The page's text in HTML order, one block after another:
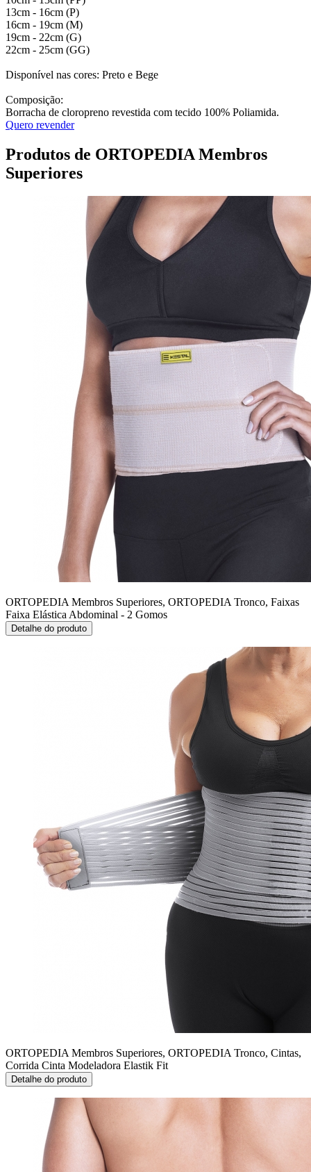
13cm - 16cm (P)
16cm - 19cm (M)
19cm - 22cm (G)
22cm - 25cm (GG)
Disponível nas cores: Preto e Bege
Composição:
Borracha de cloropreno revestida com tecido 100% Poliamida.
Quero revender
Produtos de ORTOPEDIA Membros
Superiores
ORTOPEDIA Membros Superiores, ORTOPEDIA Tronco, Faixas
Faixa Elástica Abdominal - 2 Gomos
Detalhe do produto
ORTOPEDIA Membros Superiores, ORTOPEDIA Tronco, Cintas,
Corrida Cinta Modeladora Elastik Fit
Detalhe do produto